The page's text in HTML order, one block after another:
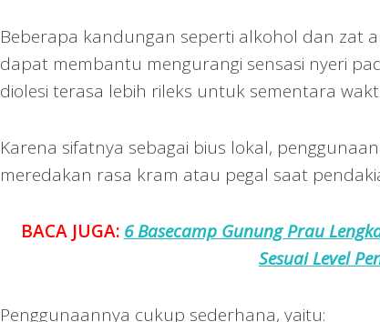
Beberapa kandungan seperti alkohol dan zat
dapat membantu mengurangi sensasi nyeri
diolesi terasa lebih rileks untuk sementara
Karena sifatnya sebagai bius lokal,
meredakan rasa kram atau pegal saat
BACA JUGA: 6 Basecamp Gunung Prau
Sesuai Level
Penggunaannya cukup sederhana, yaitu: